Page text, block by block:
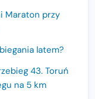
Maraton przy
latem?
43. Toruń
na 5 km